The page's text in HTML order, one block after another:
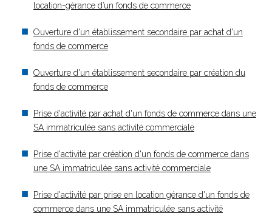
location-gérance d’un fonds de commerce
Ouverture d'un établissement secondaire par achat d'un
fonds de commerce
Ouverture d'un établissement secondaire par création du
fonds de commerce
Prise d'activité par achat d'un fonds de commerce dans une
SA immatriculée sans activité commerciale
Prise d'activité par création d'un fonds de commerce dans
une SA immatriculée sans activité commerciale
Prise d'activité par prise en location gérance d'un fonds de
commerce dans une SA immatriculée sans activité